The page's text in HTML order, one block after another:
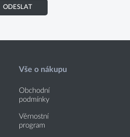
ODESLAT
Vše o nákupu
Obchodní
podmínky
Věrnostní
program